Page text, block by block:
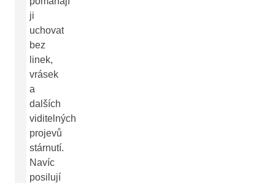
ji
uchovat
bez
linek,
vrásek
a
dalších
viditelných
projevů
stárnutí.
Navíc
posilují